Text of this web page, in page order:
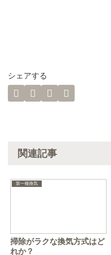
シェアする
関連記事
第一種換気
掃除がラクな換気方式はど
れか？